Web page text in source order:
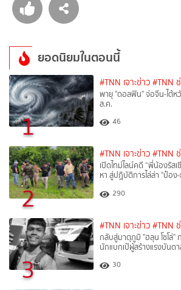
ยอดนิยมในตอนนี้
1
#TNN เจาะข่าว #TNN
พายุ "ดอลฟิน" จ่อจีน-ไต้ห
ส.ค.
46
2
#TNN เจาะข่าว #TNN
เปิดไทม์ไลน์คดี “พี่น้องรัส
หา สู่ปฏิบัติการไล่ล่า "ป๋อง
290
3
#TNN เจาะข่าว #TNN
กลับสู่มาตุภูมิ "ฮลุน โซโล่"
นักแบกเป้ผู้สร้างแรงบันดา
30